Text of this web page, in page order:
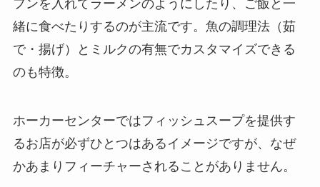
フンを入れてラーメンのようにしたり、ご飯と一
緒に食べたりするのが主流です。魚の調理法（茹
で・揚げ）とミルクの有無でカスタマイズできる
のも特徴。
ホーカーセンターではフィッシュスープを提供す
るお店が必ずひとつはあるイメージですが、なぜ
かあまりフィーチャーされることがありません。